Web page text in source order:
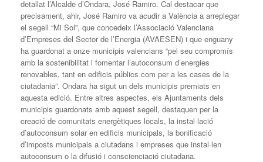
detallat l’Alcalde d’Ondara, José Ramiro. Cal destacar que
precisament, ahir, José Ramiro va acudir a València a arreplegar
el segell “Mi Sol”, que concedeix l’Associació Valenciana
d’Empreses del Sector de l’Energia (AVAESEN) i que enguany
ha guardonat a onze municipis valencians “pel seu compromís
amb la sostenibilitat i fomentar l’autoconsum d’energies
renovables, tant en edificis públics com per a les cases de la
ciutadania”. Ondara ha sigut un dels municipis premiats en
aquesta edició. Entre altres aspectes, els Ajuntaments dels
municipis guardonats amb aquest segell, destaquen per la
creació de comunitats energètiques locals, la instal·lació
d’autoconsum solar en edificis municipals, la bonificació
d’imposts municipals a ciutadans i empreses que instal·len
autoconsum o la difusió i conscienciació ciutadana.